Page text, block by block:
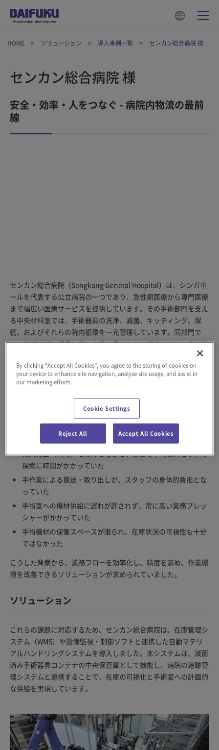
HOME ソリューション 導入事例一覧 センカン総合病院 様
センカン総合病院 様
安全・効率・人をつなぐ - 病院内物流の最前
線
センカン総合病院（Sengkang General Hospital）は、シンガポ
ールを代表する公立病院の一つであり、急性期医療から専門医療
まで幅広い医療サービスを提供しています。その手術部門を支え
る中央材料室では、手術器具の洗浄、滅菌、キッティング、保
管、およびそれらの院内循環を一元管理しています。同部門で
は、最新技術を活用し高い水準の患者ケアを提供するという方針
のもと、マテハンシステムを導入し、安全性と業務効率の向上を
同時に実現しました。
自動化導入以前、中央材料室の業務は手作業に依存しており、次
のような課題を抱えていました。
先入先出（FIFO）を順守しながら、必要な手術機材セットの
探索に時間がかかっていた
手作業による搬送・取り出しが、スタッフの身体的負担とな
っていた
手術室への機材供給に遅れが許されず、常に高い業務プレッ
シャーがかかっていた
手術機材の保管スペースが限られ、在庫状況の可視性も十分
ではなかった
こうした背景から、業務フローを効率化し、精度を高め、作業環
境を改善できるソリューションが求められていました。
ソリューション
これらの課題に対応するため、センカン総合病院は、在庫管理シ
ステム（WMS）や設備監視・制御ソフトと連携した自動マテリ
アルハンドリングシステムを導入しました。本システムは、滅菌
済み手術器具コンテナの中央保管庫として機能し、病院の追跡管
理システムと連携することで、在庫の可視化と手術室への計画的
な供給を実現しています。
By clicking “Accept All Cookies”, you agree to the storing of cookies on
your device to enhance site navigation, analyze site usage, and assist in
our marketing efforts.
Cookie Settings
Reject All Accept All Cookies